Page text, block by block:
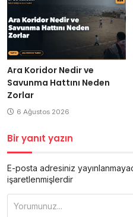
Ara Koridor Nedir ve
Savunma Hattını Neden
Zorlar
6 Ağustos 2026
Bir yanıt yazın
E-posta adresiniz
işaretlenmişlerdir